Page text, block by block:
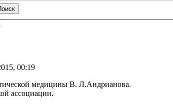
00:19
медицины В. Л.Андрианова.
ассоциации.